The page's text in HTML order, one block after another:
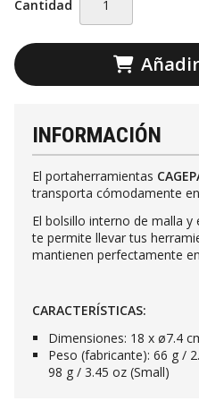
Cantidad
INFORMACIÓN
El portaherramientas
transporta cómodamente
El bolsillo interno de malla
te permite llevar tus
mantienen perfectamente
CARACTERÍSTICAS:
Dimensiones: 18 x ø7.4
Peso (fabricante): 66 g /
98 g / 3.45 oz (Small)